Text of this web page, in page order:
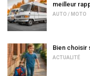
meilleur
AUTO / MOTO
Bien choisir
ACTUALITÉ